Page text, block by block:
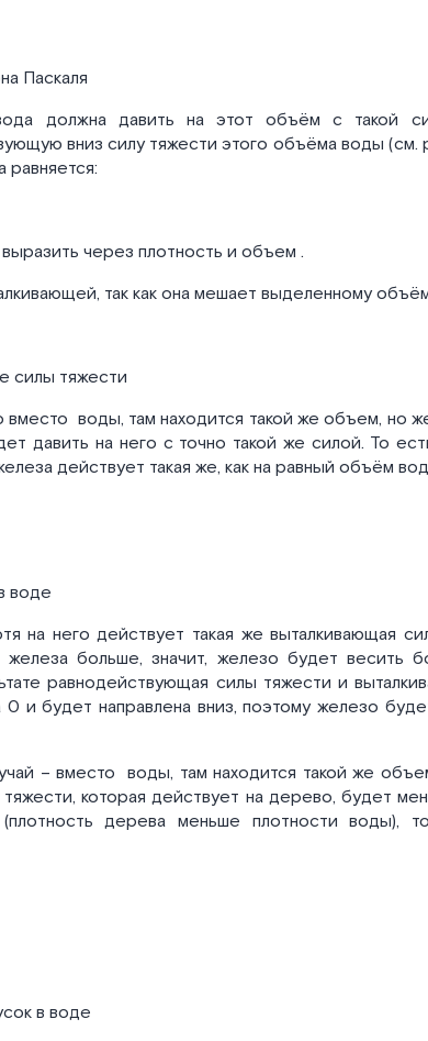
Паскаля
должна давить на этот объём с такой
вниз силу тяжести этого объёма воды (см.
равняется:
через плотность и объем .
так как она мешает выделенному
силы тяжести
вместо воды, там находится такой же объем, но
давить на него с точно такой же силой. То
действует такая же, как на равный объём
воде
на него действует такая же выталкивающая
железа больше, значит, железо будет весить
равнодействующая силы тяжести и
и будет направлена вниз, поэтому железо
– вместо воды, там находится такой же
которая действует на дерево, будет
дерева меньше плотности воды),
в воде